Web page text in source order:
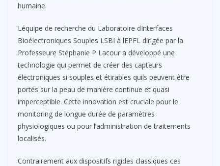
humaine.
Léquipe de recherche du Laboratoire dInterfaces
Bioélectroniques Souples LSBI à lEPFL dirigée par la
Professeure Stéphanie P Lacour a développé une
technologie qui permet de créer des capteurs
électroniques si souples et étirables quils peuvent être
portés sur la peau de manière continue et quasi
imperceptible. Cette innovation est cruciale pour le
monitoring de longue durée de paramètres
physiologiques ou pour l’administration de traitements
localisés.
Contrairement aux dispositifs rigides classiques ces